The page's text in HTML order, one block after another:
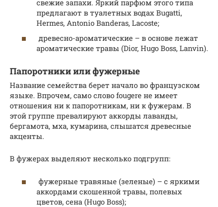
свежие запахи. Яркий парфюм этого типа
предлагают в туалетных водах Bugatti,
Hermes, Antonio Banderas, Lacoste;
древесно-ароматические – в основе лежат
ароматические травы (Dior, Hugo Boss, Lanvin).
Папоротники или фужерные
Название семейства берет начало во французском
языке. Впрочем, само слово fougere не имеет
отношения ни к папоротникам, ни к фужерам. В
этой группе превалируют аккорды лаванды,
бергамота, мха, кумарина, слышатся древесные
акценты.
В фужерах выделяют несколько подгрупп:
фужерные травяные (зеленые) – с яркими
аккордами скошенной травы, полевых
цветов, сена (Hugo Boss);